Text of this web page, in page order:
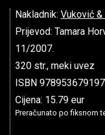
Nakladnik: Vuković &
Prijevod: Tamara
11/2007.
320 str., meki uvez
ISBN
Cijena: 15.79 eur
Preračunato po fiksnom